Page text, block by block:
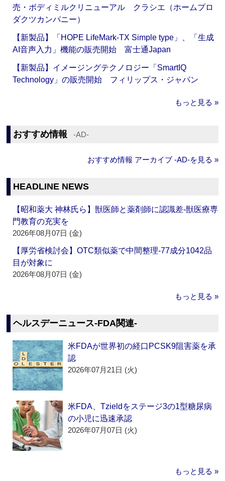
売・ボディミルクリニューアル クラシエ（ホームプロ
ダクツカンパニー）
【新製品】「HOPE LifeMark-TX Simple type」、「生成
AI音声入力」機能の販売開始 富士通Japan
【新製品】イメージングテクノロジー「SmartIQ
Technology」の販売開始 フィリップス・ジャパン
もっと見る »
おすすめ情報 ‐AD‐
おすすめ情報 アーカイブ ‐AD‐を見る »
HEADLINE NEWS
【昭和薬大 神林氏ら】獣医師と薬剤師に認識差‐獣医療専
門教育の充実を
2026年08月07日 (金)
【厚労省検討会】OTC類似薬で中間整理‐77成分1042品
目が対象に
2026年08月07日 (金)
もっと見る »
ヘルスデーニュース‐FDA関連‐
米FDAが世界初の経口PCSK9阻害薬を承
認
2026年07月21日 (火)
米FDA、Tzieldをステージ3の1型糖尿病
の小児に迅速承認
2026年07月07日 (火)
もっと見る »